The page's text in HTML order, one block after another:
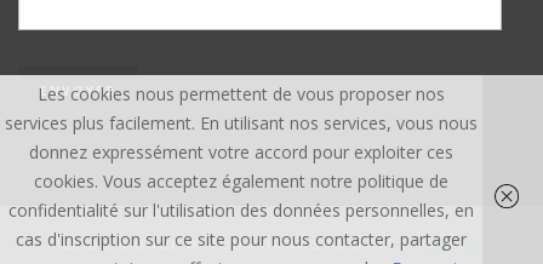
ÎLE DU MONDE ©, TOUS DROITS RÉSERVÉS.CREDITS
Les cookies nous permettent de vous proposer nos
services plus facilement. En utilisant nos services, vous nous
donnez expressément votre accord pour exploiter ces
cookies. Vous acceptez également notre politique de
confidentialité sur l'utilisation des données personnelles, en
cas d'inscription sur ce site pour nous contacter, partager